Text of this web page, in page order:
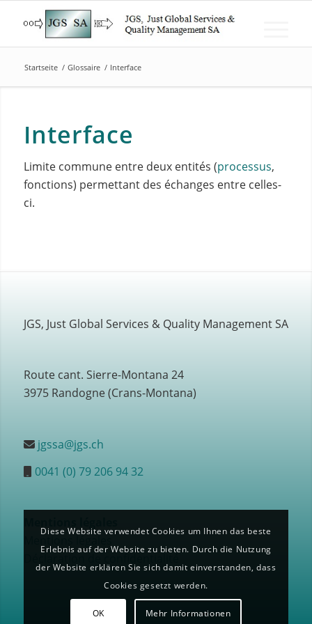
Startseite / Glossaire / Interface
Interface
Limite commune entre deux entités (processus,
fonctions) permettant des échanges entre celles-
ci.
JGS, Just Global Services & Quality Management SA
Route cant. Sierre-Montana 24
3975 Randogne (Crans-Montana)
jgssa@jgs.ch
0041 (0) 79 206 94 32
Diese Website verwendet Cookies um Ihnen das beste
Erlebnis auf der Website zu bieten. Durch die Nutzung
der Website erklären Sie sich damit einverstanden, dass
Cookies gesetzt werden.
OK Mehr Informationen